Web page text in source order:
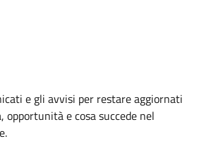
e gli avvisi per restare aggiornati
e cosa succede nel